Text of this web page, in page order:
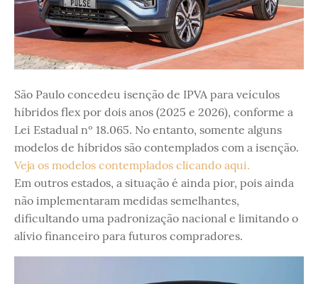
São Paulo concedeu isenção de IPVA para veículos
híbridos flex por dois anos (2025 e 2026), conforme a
Lei Estadual nº 18.065. No entanto, somente alguns
modelos de híbridos são contemplados com a isenção.
Veja os modelos contemplados clicando aqui.
Em outros estados, a situação é ainda pior, pois ainda
não implementaram medidas semelhantes,
dificultando uma padronização nacional e limitando o
alívio financeiro para futuros compradores.